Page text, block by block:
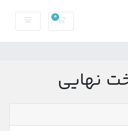
0
کارت خرید
نهایی